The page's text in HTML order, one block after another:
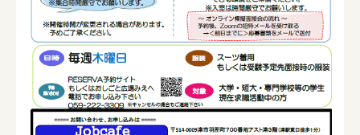
みえの就職情報関連サイト
美し国みえ 移住ポータルサイト